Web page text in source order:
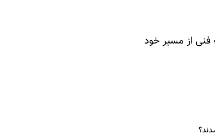
فنی از مسیر خود